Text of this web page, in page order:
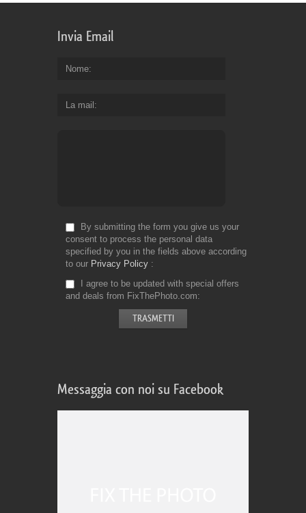
Invia Email
Nome
La mail
By submitting the form you give us your
consent to process the personal data
specified by you in the fields above according
to our Privacy Policy
I agree to be updated with special offers
and deals from FixThePhoto.com
Messaggia con noi su Facebook